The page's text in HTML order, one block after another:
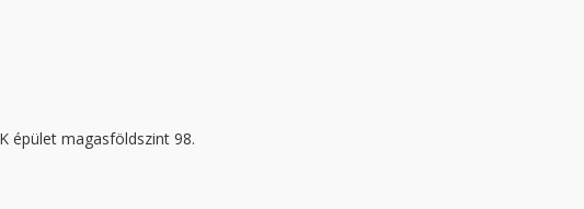
épület magasföldszint 98.